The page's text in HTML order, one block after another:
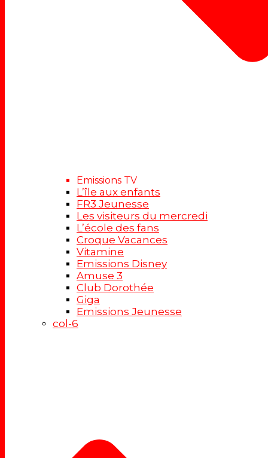
Emissions TV
L’île aux enfants
FR3 Jeunesse
Les visiteurs du mercredi
L’école des fans
Croque Vacances
Vitamine
Emissions Disney
Amuse 3
Club Dorothée
Giga
Emissions Jeunesse
col-6